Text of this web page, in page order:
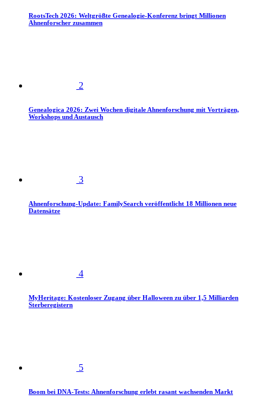
RootsTech 2026: Weltgrößte Genealogie-Konferenz bringt Millionen
Ahnenforscher zusammen
2
Genealogica 2026: Zwei Wochen digitale Ahnenforschung mit Vorträgen,
Workshops und Austausch
3
Ahnenforschung-Update: FamilySearch veröffentlicht 18 Millionen neue
Datensätze
4
MyHeritage: Kostenloser Zugang über Halloween zu über 1,5 Milliarden
Sterberegistern
5
Boom bei DNA-Tests: Ahnenforschung erlebt rasant wachsenden Markt